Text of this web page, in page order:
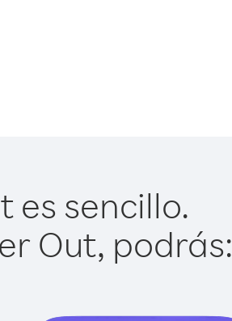
es sencillo.
Out, podrás: